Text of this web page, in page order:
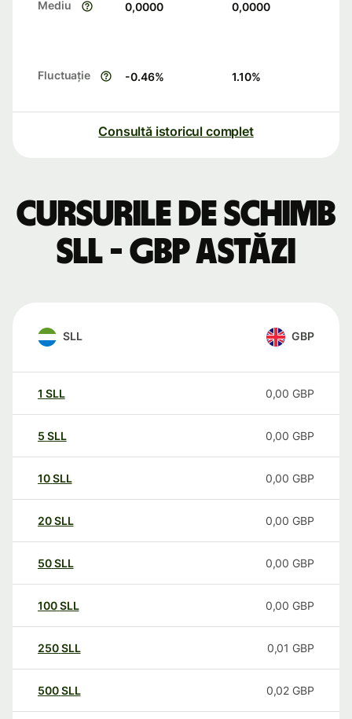
Mediu 0,0000 0,0000
Fluctuație -0.46% 1.10%
Consultă istoricul complet
Cursurile de schimb
SLL - GBP astăzi
SLL GBP
1 SLL 0,00 GBP
5 SLL 0,00 GBP
10SLL 0,00 GBP
20SLL 0,00 GBP
50SLL 0,00 GBP
100SLL 0,00 GBP
250SLL 0,01 GBP
500SLL 0,02 GBP